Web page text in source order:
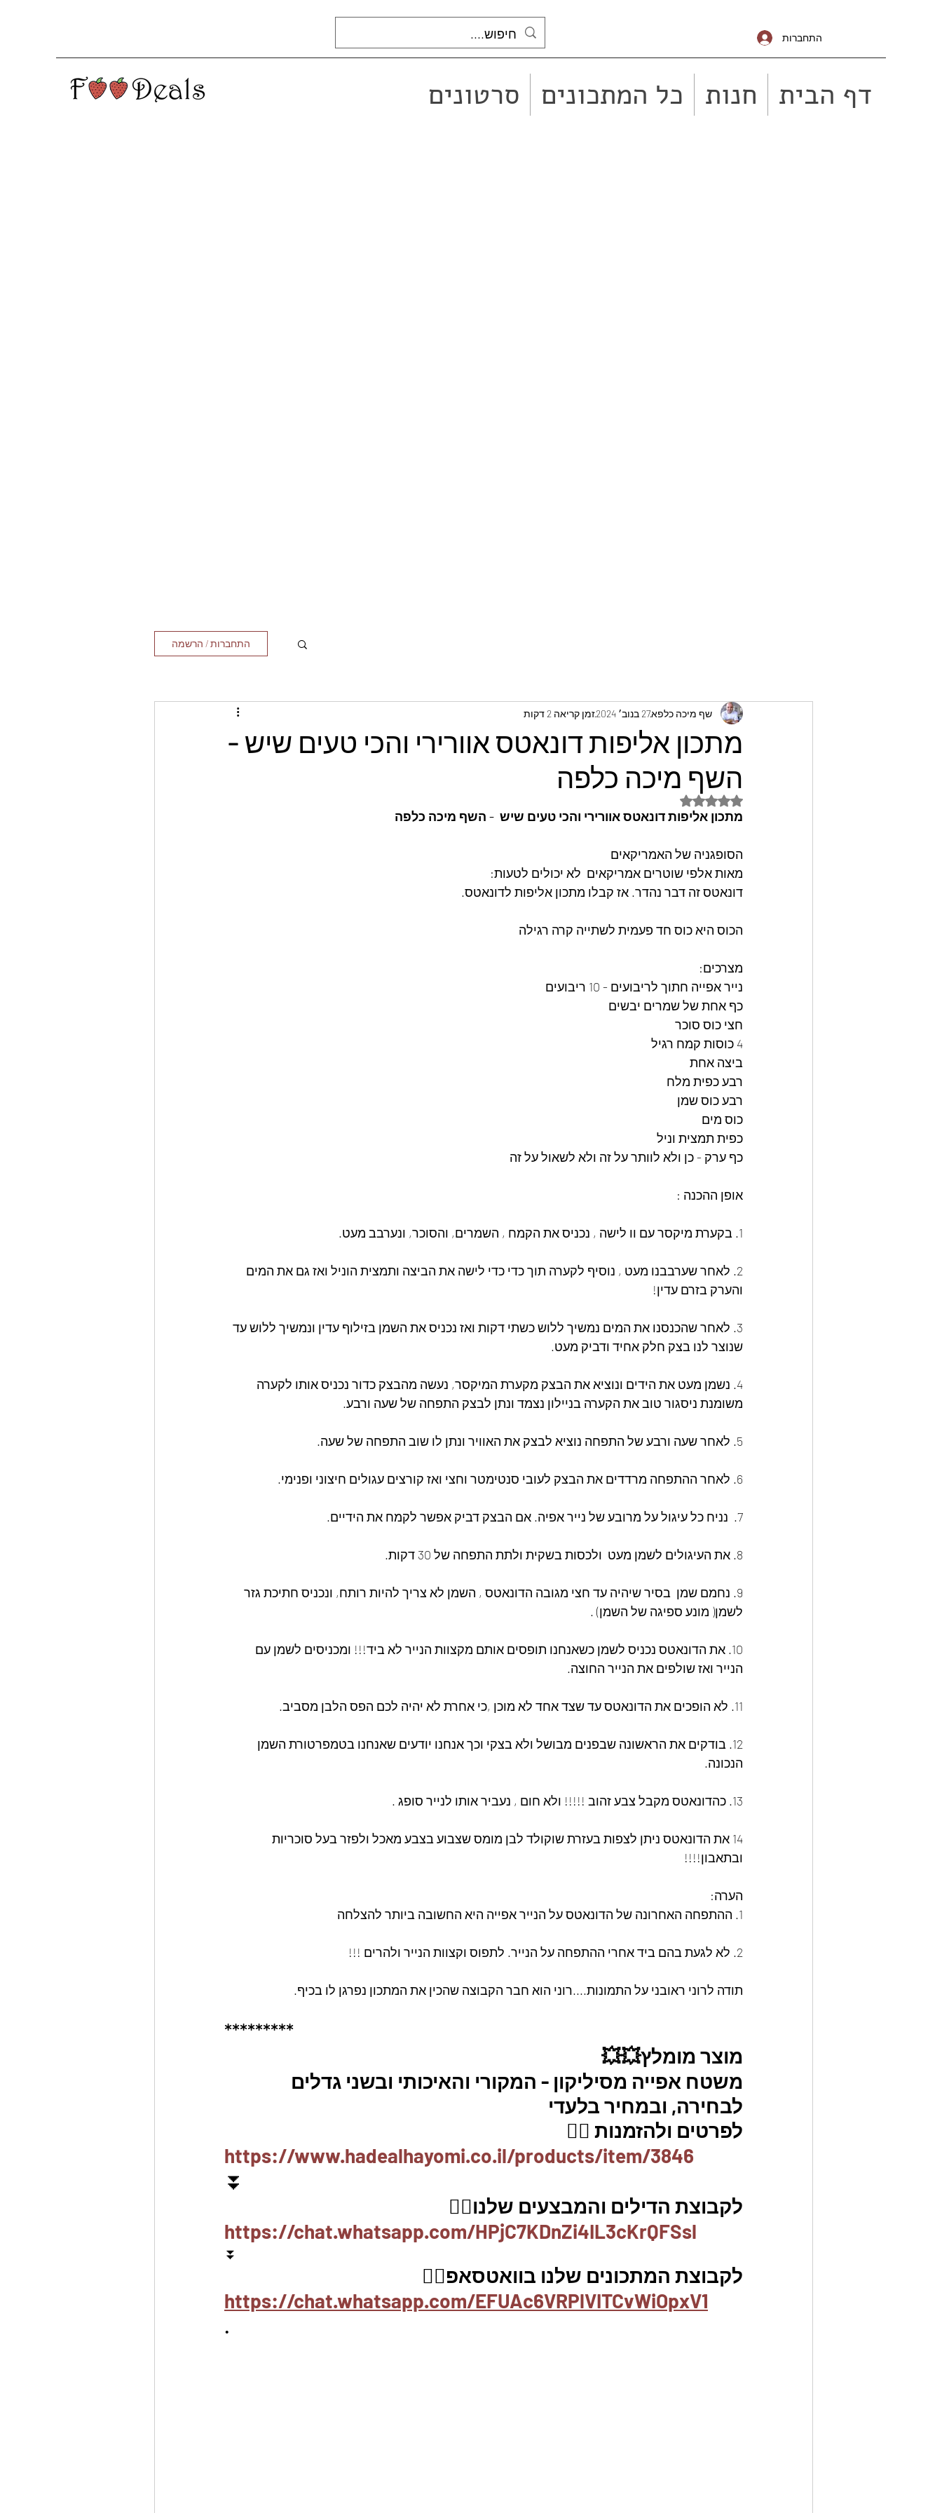
התחברות
דף הבית חנות כל המתכונים סרטונים
התחברות / הרשמה
מתכון אליפות דונאטס אוורירי והכי טעים שיש -
השף מיכה כלפה
שף מיכה כלפא27 בנוב׳ 2024 זמן קריאה 2 דקות
דירוג של NaN מתוך 5 כוכבים
מתכון אליפות דונאטס אוורירי והכי טעים שיש  - השף מיכה כלפה
הסופגניה של האמריקאים
מאות אלפי שוטרים אמריקאים  לא יכולים לטעות:
דונאטס זה דבר נהדר. אז קבלו מתכון אליפות לדונאטס.
הכוס היא כוס חד פעמית לשתייה קרה רגילה
מצרכים:
נייר אפייה חתוך לריבועים - 10 ריבועים
כף אחת של שמרים יבשים
חצי כוס סוכר
4 כוסות קמח רגיל
ביצה אחת
רבע כפית מלח
רבע כוס שמן
כוס מים
כפית תמצית וניל
כף ערק - כן ולא לוותר על זה ולא לשאול על זה
אופן ההכנה :
1. בקערת מיקסר עם וו לישה , נכניס את הקמח , השמרים, והסוכר, ונערבב מעט.
2. לאחר שערבבנו מעט , נוסיף לקערה תוך כדי כדי לישה את הביצה ותמצית הוניל ואז גם את המים
והערק בזרם עדין!
3. לאחר שהכנסנו את המים נמשיך ללוש כשתי דקות ואז נכניס את השמן בזילוף עדין ונמשיך ללוש עד
שנוצר לנו בצק חלק אחיד ודביק מעט.
4. נשמן מעט את הידים ונוציא את הבצק מקערת המיקסר, נעשה מהבצק כדור נכניס אותו לקערה
משומנת ניסגור טוב את הקערה בניילון נצמד ונתן לבצק התפחה של שעה ורבע.
5. לאחר שעה ורבע של התפחה נוציא לבצק את האוויר ונתן לו שוב התפחה של שעה.
6. לאחר ההתפחה מרדדים את הבצק לעובי סנטימטר וחצי ואז קורצים עגולים חיצוני ופנימי.
7.  נניח כל עיגול על מרובע של נייר אפיה. אם הבצק דביק אפשר לקמח את הידיים.
8. את העיגולים לשמן מעט  ולכסות בשקית ולתת התפחה של 30 דקות.
9. נחמם שמן  בסיר שיהיה עד חצי מגובה הדונאטס , השמן לא צריך להיות רותח, ונכניס חתיכת גזר
לשמן( מונע ספיגה של השמן) .
10. את הדונאטס נכניס לשמן כשאנחנו תופסים אותם מקצוות הנייר לא ביד!!! ומכניסים לשמן עם
הנייר ואז שולפים את הנייר החוצה.
11. לא הופכים את הדונאטס עד שצד אחד לא מוכן ,כי אחרת לא יהיה לכם הפס הלבן מסביב.
12. בודקים את הראשונה שבפנים מבושל ולא בצקי וכך אנחנו יודעים שאנחנו בטמפרטורת השמן
הנכונה.
13. כהדונאטס מקבל צבע זהוב !!!!! ולא חום , נעביר אותו לנייר סופג .
14 את הדונאטס ניתן לצפות בעזרת שוקולד לבן מומס שצבוע בצבע מאכל ולפזר בעל סוכריות
ובתאבון!!!!
הערה:
1. ההתפחה האחרונה של הדונאטס על הנייר אפייה היא החשובה ביותר להצלחה
2. לא לגעת בהם ביד אחרי ההתפחה על הנייר. לתפוס וקצוות הנייר ולהרים !!!
תודה לרוני ראובני על התמונות....רוני הוא חבר הקבוצה שהכין את המתכון נפרגן לו בכיף.
*********
מוצר מומלץ💥💥
משטח אפייה מסיליקון - המקורי והאיכותי ובשני גדלים
לבחירה, ובמחיר בלעדי
לפרטים ולהזמנות 👇🏼
https://www.hadealhayomi.co.il/products/item/3846
⏬
לקבוצת הדילים והמבצעים שלנו👇🏽
https://chat.whatsapp.com/HPjC7KDnZi4IL3cKrQFSsl
⏬
לקבוצת המתכונים שלנו בוואטסאפ👇🏽
https://chat.whatsapp.com/EFUAc6VRPlVITCvWiOpxV1
.